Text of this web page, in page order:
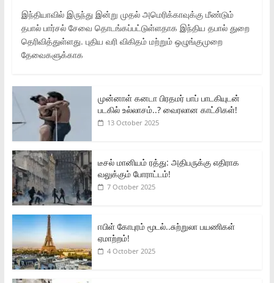
இந்தியாவில் இருந்து இன்று முதல் அமெரிக்காவுக்கு மீண்டும்
தபால் பார்சல் சேவை தொடங்கப்பட்டுள்ளதாக இந்திய தபால் துறை
தெரிவித்துள்ளது. புதிய வரி விகிதம் மற்றும் ஒழுங்குமுறை
தேவைகளுக்காக
முன்னாள் கனடா பிரதமர் பாப் பாடகியுடன்
படகில் உல்லாசம்..? வைரலான காட்சிகள்!
13 October 2025
டீசல் மானியம் ரத்து: அதிபருக்கு எதிராக
வலுக்கும் போராட்டம்!
7 October 2025
ஈபிள் கோபுரம் மூடல்..சுற்றுலா பயணிகள்
ஏமாற்றம்!
4 October 2025